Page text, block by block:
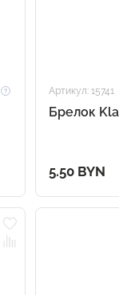
Артикул: 15741
Брелок
5.50 BYN